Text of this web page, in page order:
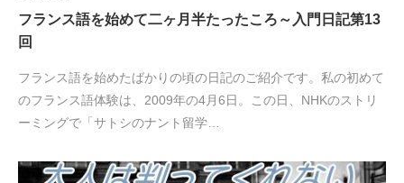
フランス語を始めて二ヶ月半たったころ～入門日記第13
回
フランス語を始めたばかりの頃の日記のご紹介です。私の初めて
のフランス語体験は、2009年の4月6日。この日、NHKのストリ
ーミングで「サトシのナント留学…